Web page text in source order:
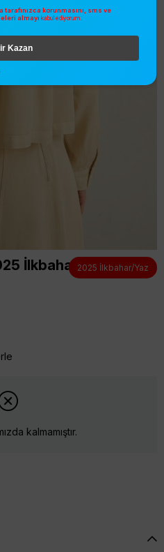
İlkbahar 2025 İlkbahar/Yaz
kalmamıştır.
tarafınızca korunmasını, sms ve
almayı kabul ediyorum.
Kazan